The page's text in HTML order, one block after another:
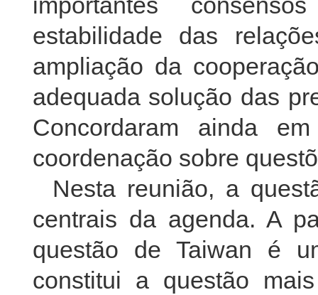
estabilidade das
ampliação da
adequada solução das
Concordaram ainda
coordenação sobre
Nesta reunião, a
centrais da agenda. A
questão de Taiwan é
constitui a questão